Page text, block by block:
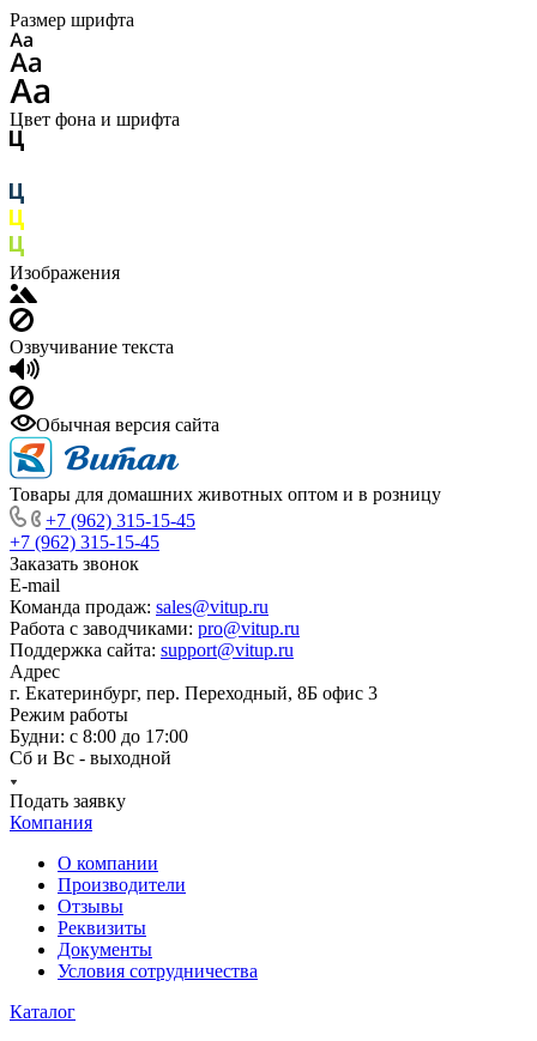
Размер шрифта
Цвет фона и шрифта
Изображения
Озвучивание текста
Обычная версия сайта
Товары для домашних животных оптом и в розницу
+7 (962) 315-15-45
+7 (962) 315-15-45
Заказать звонок
E-mail
Команда продаж: sales@vitup.ru
Работа с заводчиками: pro@vitup.ru
Поддержка сайта: support@vitup.ru
Адрес
г. Екатеринбург, пер. Переходный, 8Б офис 3
Режим работы
Будни: с 8:00 до 17:00
Сб и Вс - выходной
Подать заявку
Компания
О компании
Производители
Отзывы
Реквизиты
Документы
Условия сотрудничества
Каталог